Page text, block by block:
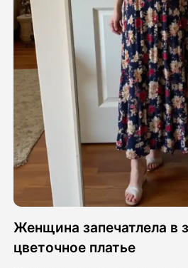
Видео Аватара
Видео
Фото
Другие инструменты
Посмотреть все
Галерея
Женщина запечатлела в
цветочное платье